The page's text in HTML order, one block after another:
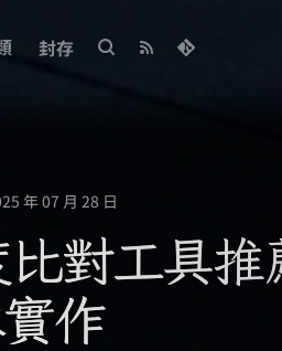
封存
年 07 月 28 日
對工具推
作